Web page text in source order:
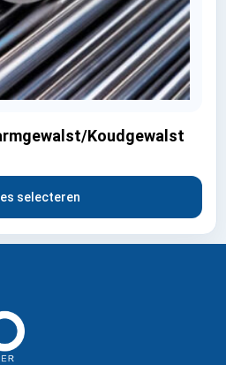
Koudgewalst
selecteren